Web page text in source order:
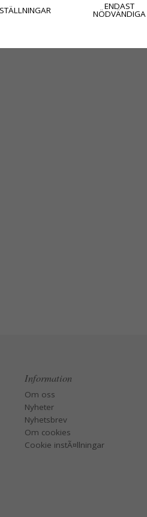
Information
Om oss
Nyheter
Nyhetsbrev
Om cookies
Cookie instÃ¤llningar
ENDAST
NÖDVÄNDIGA